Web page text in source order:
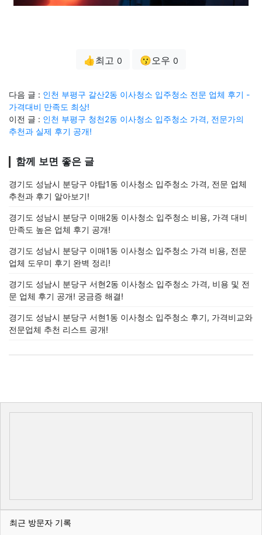
👍최고 0 😗오우 0
다음 글 : 인천 부평구 갈산2동 이사청소 입주청소 전문 업체 후기 -
가격대비 만족도 최상!
이전 글 : 인천 부평구 청천2동 이사청소 입주청소 가격, 전문가의
추천과 실제 후기 공개!
함께 보면 좋은 글
경기도 성남시 분당구 야탑1동 이사청소 입주청소 가격, 전문 업체
추천과 후기 알아보기!
경기도 성남시 분당구 이매2동 이사청소 입주청소 비용, 가격 대비
만족도 높은 업체 후기 공개!
경기도 성남시 분당구 이매1동 이사청소 입주청소 가격 비용, 전문
업체 도우미 후기 완벽 정리!
경기도 성남시 분당구 서현2동 이사청소 입주청소 가격, 비용 및 전
문 업체 후기 공개! 궁금증 해결!
경기도 성남시 분당구 서현1동 이사청소 입주청소 후기, 가격비교와
전문업체 추천 리스트 공개!
최근 방문자 기록